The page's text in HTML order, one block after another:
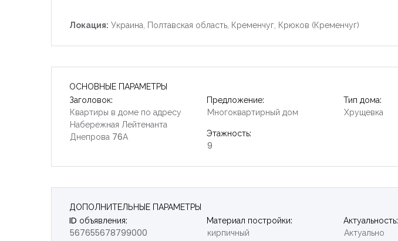
Локация: Украина, Полтавская область, Кременчуг, Крюков (Кременчуг)
ОСНОВНЫЕ ПАРАМЕТРЫ
Заголовок:
Квартиры в доме по адресу
Набережная Лейтенанта
Днепрова 76А
Предложение:
Многоквартирный дом
Тип дома:
Хрущевка
Этажность:
9
ДОПОЛНИТЕЛЬНЫЕ ПАРАМЕТРЫ
ID объявления:
567655678799000
Материал постройки:
кирпичный
Актуальность:
Актуально